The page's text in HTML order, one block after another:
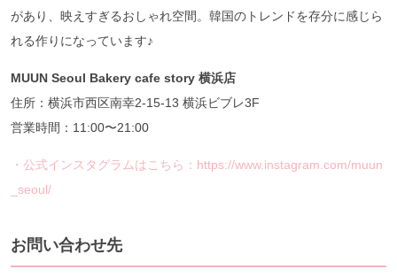
があり、映えすぎるおしゃれ空間。韓国のトレンドを存分に感じら
れる作りになっています♪
MUUN Seoul Bakery cafe story 横浜店
住所：横浜市西区南幸2-15-13 横浜ビブレ3F
営業時間：11:00〜21:00
・公式インスタグラムはこちら：https://www.instagram.com/muun
_seoul/
お問い合わせ先